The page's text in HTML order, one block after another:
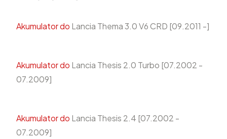
Akumulator do Lancia Thema 3.0 V6 CRD [09.2011 -]
Akumulator do Lancia Thesis 2.0 Turbo [07.2002 -
07.2009]
Akumulator do Lancia Thesis 2.4 [07.2002 -
07.2009]